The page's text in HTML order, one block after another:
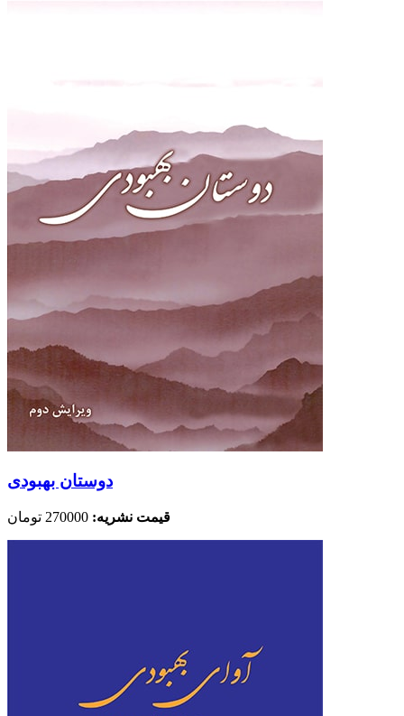
دوستان بهبودی
قیمت نشریه: